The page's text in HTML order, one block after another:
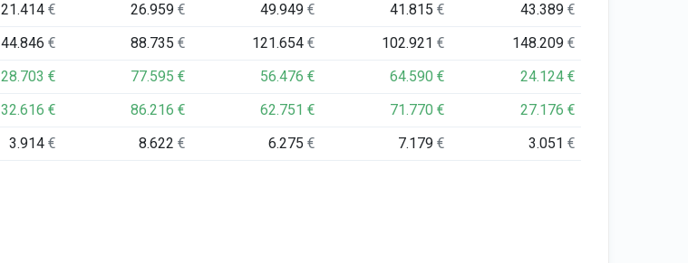
21.414€ 26.959€ 49.949€ 41.815€ 43.389€
44.846€ 88.735€ 121.654€ 102.921€ 148.209€
28.703€ 77.595€ 56.476€ 64.590€ 24.124€
32.616€ 86.216€ 62.751€ 71.770€ 27.176€
3.914€ 8.622€ 6.275€ 7.179€ 3.051€